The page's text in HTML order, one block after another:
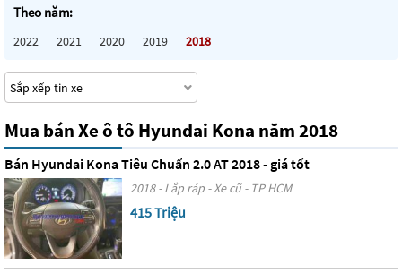
Theo năm:
2022 2021 2020 2019 2018
Mua bán Xe ô tô Hyundai Kona năm 2018
Bán Hyundai Kona Tiêu Chuẩn 2.0 AT 2018 - giá tốt
2018 - Lắp ráp - Xe cũ - TP HCM
415 Triệu